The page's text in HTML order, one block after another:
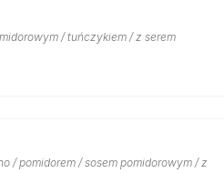
/ tuńczykiem / z serem
/ pomidorem / sosem pomidorowym / z